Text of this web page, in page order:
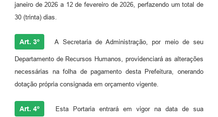
janeiro de 2026 a 12 de fevereiro de 2026, perfazendo um total de
30 (trinta) dias.
Art. 3º A Secretaria de Administração, por meio de seu
Departamento de Recursos Humanos, providenciará as alterações
necessárias na folha de pagamento desta Prefeitura, onerando
dotação própria consignada em orçamento vigente.
Art. 4º Esta Portaria entrará em vigor na data de sua